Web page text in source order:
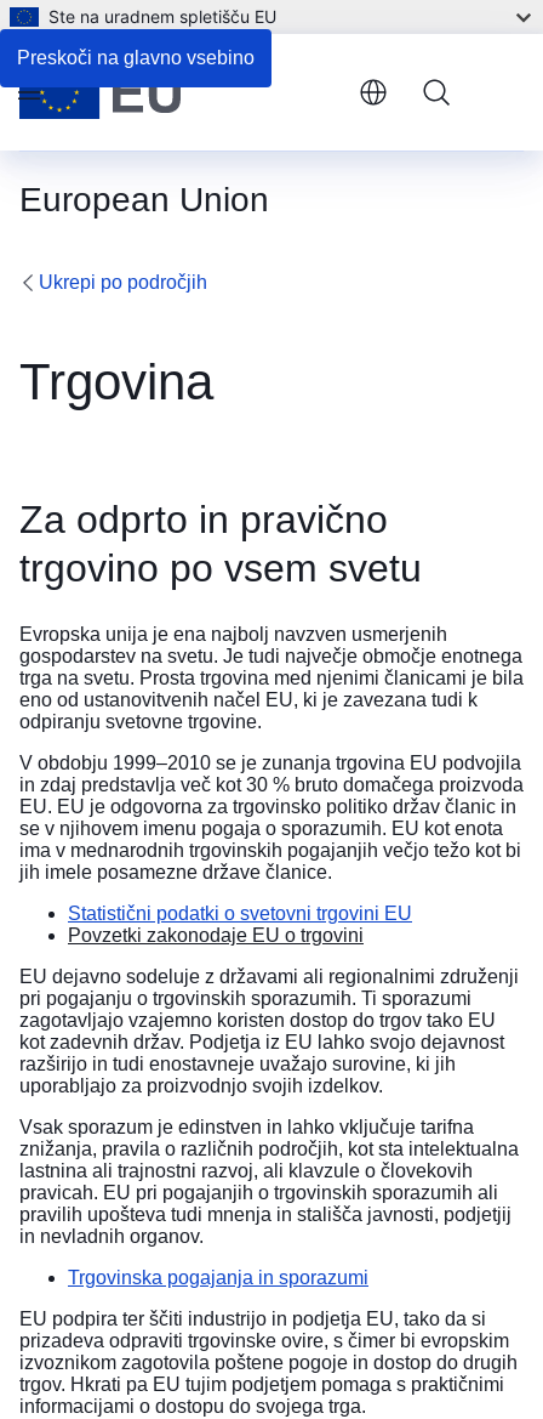
Preskoči na glavno vsebino
Ste na uradnem spletišču EU
European Union
Menu
Ukrepi po področjih
Trgovina
Za odprto in pravično
trgovino po vsem svetu
Evropska unija je ena najbolj navzven usmerjenih
gospodarstev na svetu. Je tudi največje območje enotnega
trga na svetu. Prosta trgovina med njenimi članicami je bila
eno od ustanovitvenih načel EU, ki je zavezana tudi k
odpiranju svetovne trgovine.
V obdobju 1999–2010 se je zunanja trgovina EU podvojila
in zdaj predstavlja več kot 30 % bruto domačega proizvoda
EU. EU je odgovorna za trgovinsko politiko držav članic in
se v njihovem imenu pogaja o sporazumih. EU kot enota
ima v mednarodnih trgovinskih pogajanjih večjo težo kot bi
jih imele posamezne države članice.
Statistični podatki o svetovni trgovini EU
Povzetki zakonodaje EU o trgovini
EU dejavno sodeluje z državami ali regionalnimi združenji
pri pogajanju o trgovinskih sporazumih. Ti sporazumi
zagotavljajo vzajemno koristen dostop do trgov tako EU
kot zadevnih držav. Podjetja iz EU lahko svojo dejavnost
razširijo in tudi enostavneje uvažajo surovine, ki jih
uporabljajo za proizvodnjo svojih izdelkov.
Vsak sporazum je edinstven in lahko vključuje tarifna
znižanja, pravila o različnih področjih, kot sta intelektualna
lastnina ali trajnostni razvoj, ali klavzule o človekovih
pravicah. EU pri pogajanjih o trgovinskih sporazumih ali
pravilih upošteva tudi mnenja in stališča javnosti, podjetjij
in nevladnih organov.
Trgovinska pogajanja in sporazumi
EU podpira ter ščiti industrijo in podjetja EU, tako da si
prizadeva odpraviti trgovinske ovire, s čimer bi evropskim
izvoznikom zagotovila poštene pogoje in dostop do drugih
trgov. Hkrati pa EU tujim podjetjem pomaga s praktičnimi
informacijami o dostopu do svojega trga.